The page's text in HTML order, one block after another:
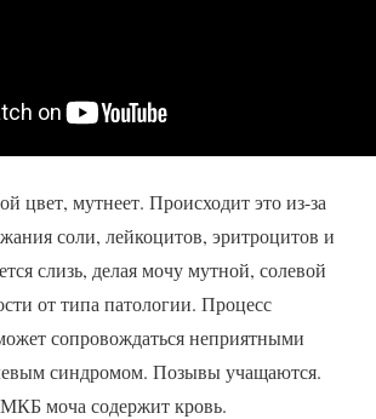
цвет, мутнеет. Происходит это из-за
соли, лейкоцитов, эритроцитов и
слизь, делая мочу мутной, солевой
от типа патологии. Процесс
сопровождаться неприятными
синдромом. Позывы учащаются.
моча содержит кровь.